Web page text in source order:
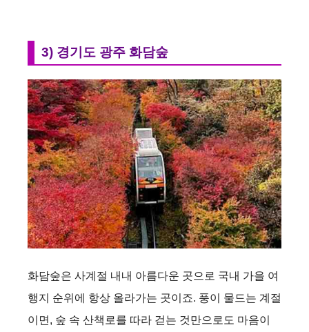
3) 경기도 광주 화담숲
화담숲은 사계절 내내 아름다운 곳으로 국내 가을 여
행지 순위에 항상 올라가는 곳이죠. 풍이 물드는 계절
이면, 숲 속 산책로를 따라 걷는 것만으로도 마음이